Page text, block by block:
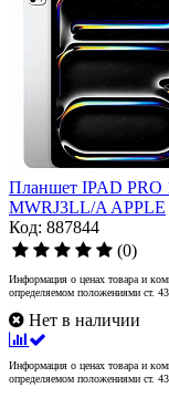
Планшет IPAD
MWRJ3LL/A APPLE
Код: 887844
(0)
Информация о ценах товара и
определяемом положениями ст.
Нет в наличии
Информация о ценах товара и
определяемом положениями ст.